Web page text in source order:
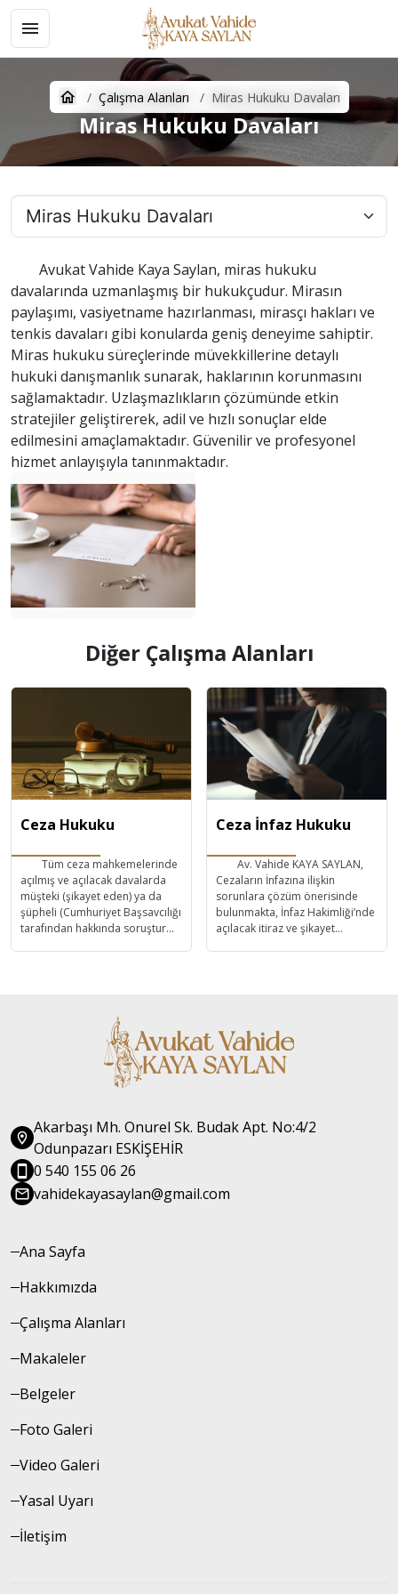
Çalışma Alanları Miras Hukuku Davaları
Miras Hukuku Davaları
Avukat Vahide Kaya Saylan, miras hukuku
davalarında uzmanlaşmış bir hukukçudur. Mirasın
paylaşımı, vasiyetname hazırlanması, mirasçı hakları ve
tenkis davaları gibi konularda geniş deneyime sahiptir.
Miras hukuku süreçlerinde müvekkillerine detaylı
hukuki danışmanlık sunarak, haklarının korunmasını
sağlamaktadır. Uzlaşmazlıkların çözümünde etkin
stratejiler geliştirerek, adil ve hızlı sonuçlar elde
edilmesini amaçlamaktadır. Güvenilir ve profesyonel
hizmet anlayışıyla tanınmaktadır.
Diğer Çalışma Alanları
Ceza Hukuku
Tüm ceza mahkemelerinde
açılmış ve açılacak davalarda
müşteki (şikayet eden) ya da
şüpheli (Cumhuriyet Başsavcılığı
tarafından hakkında soruşturma
takibini, ivedilikle ve titizlikle
Ceza İnfaz Hukuku
Av. Vahide KAYA SAYLAN,
Cezaların İnfazına ilişkin
sorunlara çözüm önerisinde
bulunmakta, İnfaz Hakimliği’nde
açılacak itiraz ve şikayet
Akarbaşı Mh. Onurel Sk. Budak Apt. No:4/2
Odunpazarı ESKİŞEHİR
0 540 155 06 26
vahidekayasaylan@gmail.com
Ana Sayfa
Hakkımızda
Çalışma Alanları
Makaleler
Belgeler
Foto Galeri
Video Galeri
Yasal Uyarı
İletişim